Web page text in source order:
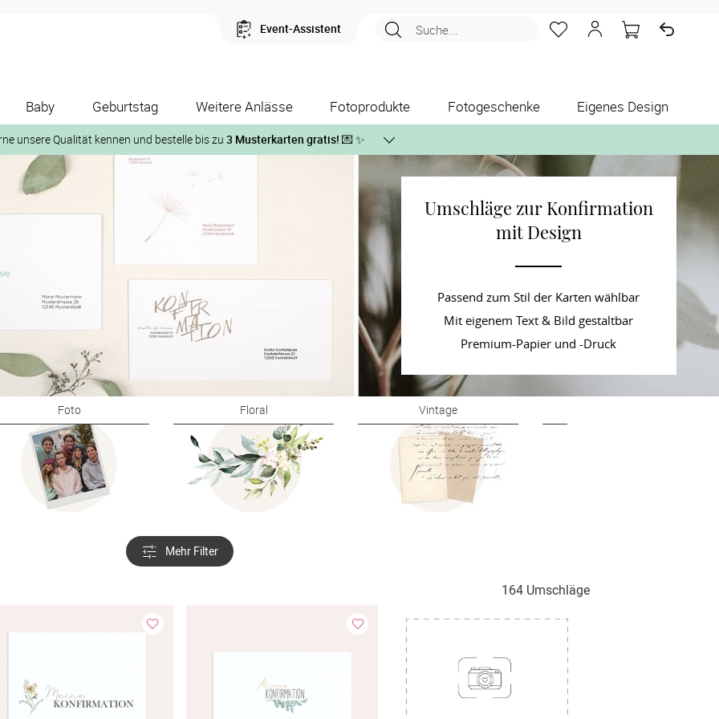
Event-Assistent Suche...
Baby Geburtstag Weitere Anlässe Fotoprodukte Fotogeschenke Eigenes Design
unsere Qualität kennen und bestelle bis zu 3 Musterkarten gratis! 💌 ✨
Und so geht‘s:
1. Wähle bis zu 3 Kartendesigns
auf der jeweiligen Produktseite und lasse Dir die Karten kostenlos per Post zusenden.
Umschläge zur Konfirmation
mit Design
Passend zum Stil der Karten wählbar
Mit eigenem Text & Bild gestaltbar
Premium-Papier und -Druck
Foto Floral Vintage
Mehr Filter
164 Umschläge